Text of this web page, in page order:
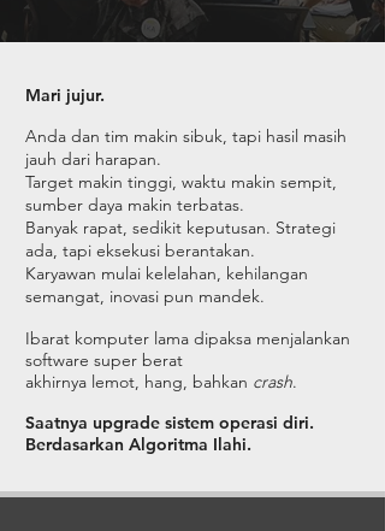
Mari jujur.
Anda dan tim makin sibuk, tapi hasil masih
jauh dari harapan.
Target makin tinggi, waktu makin sempit,
sumber daya makin terbatas.
Banyak rapat, sedikit keputusan. Strategi
ada, tapi eksekusi berantakan.
Karyawan mulai kelelahan, kehilangan
semangat, inovasi pun mandek.
Ibarat komputer lama dipaksa menjalankan
software super berat
akhirnya lemot, hang, bahkan crash.
Saatnya upgrade sistem operasi diri.
Berdasarkan Algoritma Ilahi.